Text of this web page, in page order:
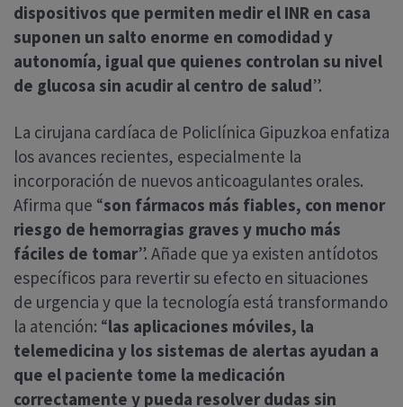
dispositivos que permiten medir el INR en casa
suponen un salto enorme en comodidad y
autonomía, igual que quienes controlan su nivel
de glucosa sin acudir al centro de salud”.
La cirujana cardíaca de Policlínica Gipuzkoa enfatiza
los avances recientes, especialmente la
incorporación de nuevos anticoagulantes orales.
Afirma que “son fármacos más fiables, con menor
riesgo de hemorragias graves y mucho más
fáciles de tomar”. Añade que ya existen antídotos
específicos para revertir su efecto en situaciones
de urgencia y que la tecnología está transformando
la atención: “las aplicaciones móviles, la
telemedicina y los sistemas de alertas ayudan a
que el paciente tome la medicación
correctamente y pueda resolver dudas sin